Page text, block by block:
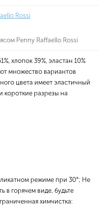
Rossi
Penny Raffaello Rossi
хлопок 39%, эластан 10%
множество вариантов
цвета имеет эластичный
короткие разрезы на
режиме при 30°; Не
в горячем виде, будьте
химчистка: